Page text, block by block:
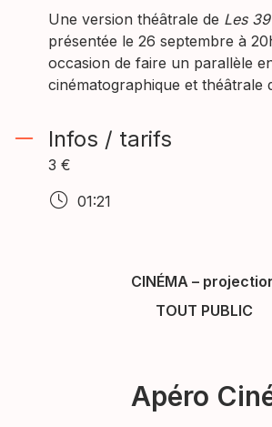
Une version théâtrale de Les
présentée le 26 septembre à
occasion de faire un parallèle
cinématographique et théâtrale
Infos / tarifs
3 €
01:21
CINÉMA –
TOUT PUBLIC
Apéro